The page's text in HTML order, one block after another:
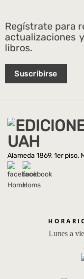
Regístrate para
actualizaciones
libros.
Suscribirse
Alameda 1869, 1er
Lunes a